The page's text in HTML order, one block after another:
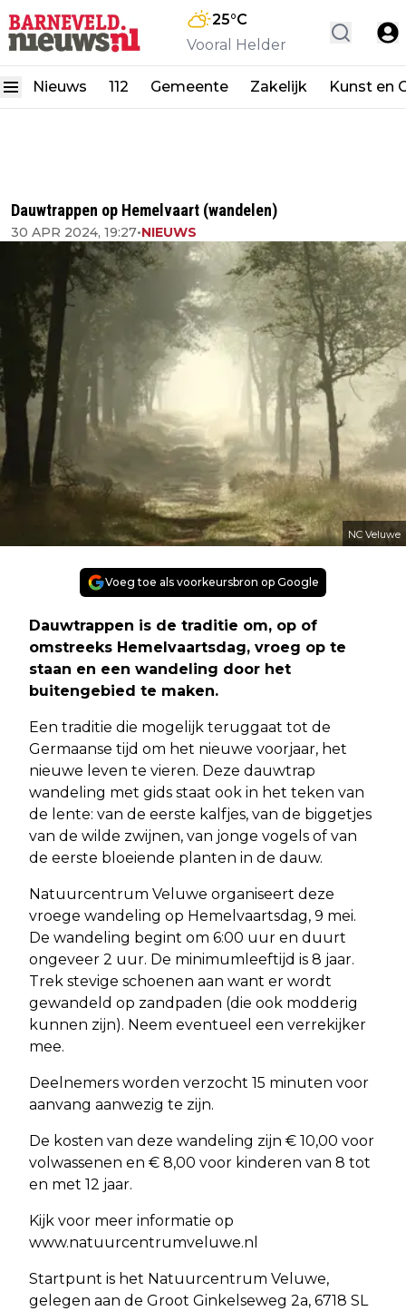
25°C
Vooral Helder
Nieuws 112 Gemeente Zakelijk Kunst en
Dauwtrappen op Hemelvaart (wandelen)
30 APR 2024, 19:27•NIEUWS
NC Veluwe
Voeg toe als voorkeursbron op Google
Dauwtrappen is de traditie om, op of
omstreeks Hemelvaartsdag, vroeg op te
staan en een wandeling door het
buitengebied te maken.
Een traditie die mogelijk teruggaat tot de
Germaanse tijd om het nieuwe voorjaar, het
nieuwe leven te vieren. Deze dauwtrap
wandeling met gids staat ook in het teken van
de lente: van de eerste kalfjes, van de biggetjes
van de wilde zwijnen, van jonge vogels of van
de eerste bloeiende planten in de dauw.
Natuurcentrum Veluwe organiseert deze
vroege wandeling op Hemelvaartsdag, 9 mei.
De wandeling begint om 6:00 uur en duurt
ongeveer 2 uur. De minimumleeftijd is 8 jaar.
Trek stevige schoenen aan want er wordt
gewandeld op zandpaden (die ook modderig
kunnen zijn). Neem eventueel een verrekijker
mee.
Deelnemers worden verzocht 15 minuten voor
aanvang aanwezig te zijn.
De kosten van deze wandeling zijn € 10,00 voor
volwassenen en € 8,00 voor kinderen van 8 tot
en met 12 jaar.
Kijk voor meer informatie op
www.natuurcentrumveluwe.nl
Startpunt is het Natuurcentrum Veluwe,
gelegen aan de Groot Ginkelseweg 2a, 6718 SL